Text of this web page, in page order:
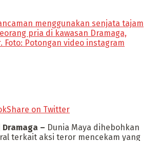
menggunakan senjata tajam
pria di kawasan Dramaga,
Foto: Potongan video instagram
Share on Twitter
| Dramaga – Dunia Maya dihebohkan
terkait aksi teror mencekam yang